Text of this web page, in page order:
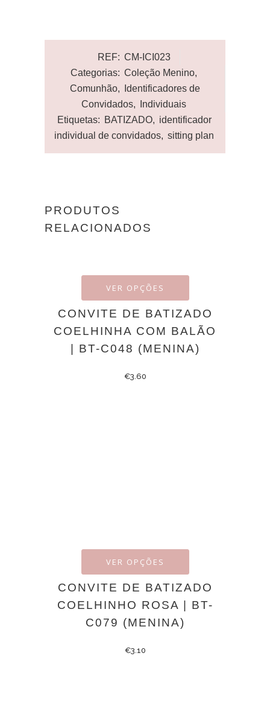
REF: CM-ICI023
Categorias: Coleção Menino,
Comunhão,
Identificadores de
Convidados,
Individuais
Etiquetas: BATIZADO, identificador
individual de convidados, sitting plan
PRODUTOS
RELACIONADOS
VER OPÇÕES
CONVITE DE BATIZADO
COELHINHA COM BALÃO
| BT-C048 (MENINA)
€3.60
VER OPÇÕES
CONVITE DE BATIZADO
COELHINHO ROSA | BT-
C079 (MENINA)
€3.10